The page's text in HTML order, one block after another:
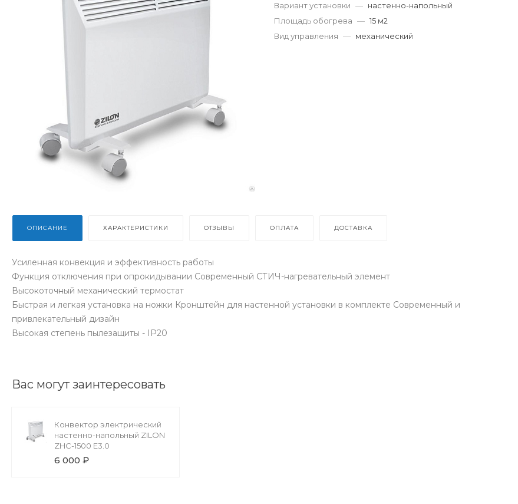
Вариант установки — настенно-напольный
Площадь обогрева — 15 м2
Вид управления — механический
ОПИСАНИЕ ХАРАКТЕРИСТИКИ ОТЗЫВЫ ОПЛАТА ДОСТАВКА
Усиленная конвекция и эффективность работы
Функция отключения при опрокидывании Современный СТИЧ-нагревательный элемент
Высокоточный механический термостат
Быстрая и легкая установка на ножки Кронштейн для настенной установки в комплекте Современный и
привлекательный дизайн
Высокая степень пылезащиты - IP20
Вас могут заинтересовать
Конвектор электрический
настенно-напольный ZILON
ZHC-1500 Е3.0
6 000 ₽